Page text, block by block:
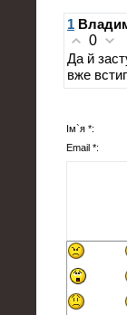
1
0
Да й
вже
Ім`я *:
Email *: